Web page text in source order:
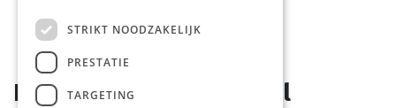
Dr. Pepper Blik 24 x 33 cl
STRIKT NOODZAKELIJK
PRESTATIE
TARGETING